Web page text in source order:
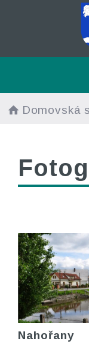
Domovská
Nahořany